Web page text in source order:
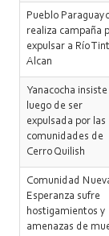
Pueblo
realiza campaña
expulsar a Río
Alcan
Yanacocha insiste
luego de ser
expulsada por las
comunidades de
Cerro Quilish
Comunidad
Esperanza sufre
hostigamientos y
amenazas de